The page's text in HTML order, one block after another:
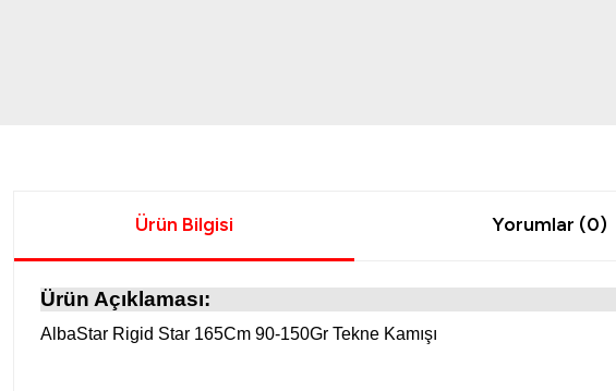
Ürün Bilgisi Yorumlar (0)
Ürün Açıklaması:
AlbaStar Rigid Star 165Cm 90-150Gr Tekne Kamışı